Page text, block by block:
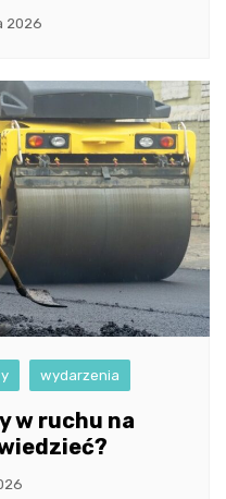
2026
wydarzenia
w ruchu na